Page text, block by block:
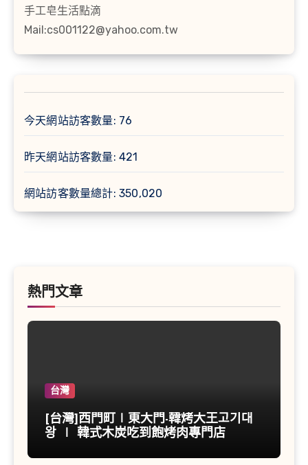
手工皂生活點滴
Mail:cs001122@yahoo.com.tw
今天網站訪客數量: 76
昨天網站訪客數量: 421
網站訪客數量總計: 350,020
熱門文章
台灣
[台灣]西門町∣東大門-韓烤大王고기대
왕 ∣ 韓式木炭吃到飽烤肉專門店